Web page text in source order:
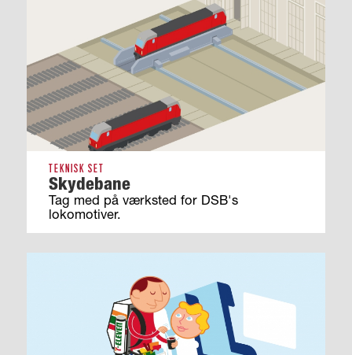
TEKNISK SET
Skydebane
Tag med på værksted for DSB's
lokomotiver.